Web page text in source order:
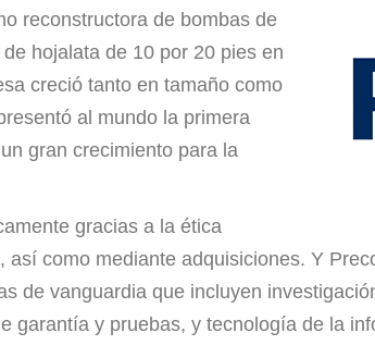
reconstructora de bombas de
hojalata de 10 por 20 pies en
creció tanto en tamaño como
al mundo la primera
gran crecimiento para la
gracias a la ética
como mediante adquisiciones. Y
de vanguardia que incluyen
garantía y pruebas, y tecnología de la